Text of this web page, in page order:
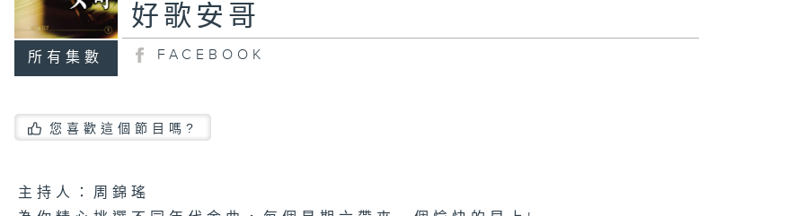
所有集數
好歌安哥
FACEBOOK
您喜歡這個節目嗎?
主持人：周錦瑤